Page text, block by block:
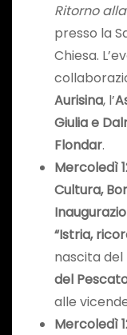
Ritorno
presso la
Chiesa.
Aurisina, l’
Giulia e
Flondar.
Mercoledì
Cultura,
“Istria,
nascita del
del
alle
Mercoledì